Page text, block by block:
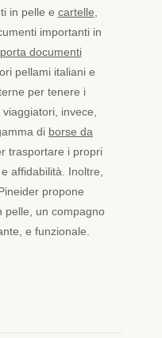
in pelle e cartelle,
importanti in
porta documenti
pellami italiani e
per tenere i
invece,
di borse da
trasportare i propri
affidabilità. Inoltre,
propone
pelle, un compagno
e funzionale.